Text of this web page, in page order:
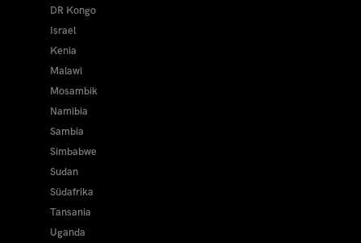
DR Kongo
Israel
Kenia
Malawi
Mosambik
Namibia
Sambia
Simbabwe
Sudan
Südafrika
Tansania
Uganda